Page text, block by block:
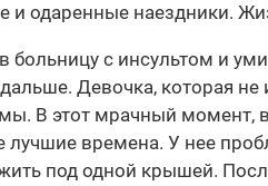
одаренные наездники.
с инсультом и
Девочка, которая
В этот мрачный момент,
лучшие времена. У нее
под одной крышей.